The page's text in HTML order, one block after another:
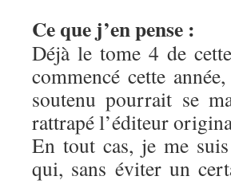
Ce que j’en pense :
Déjà le tome 4 de
commencé cette
soutenu pourrait se
rattrapé l’éditeur
En tout cas, je me
qui, sans éviter un